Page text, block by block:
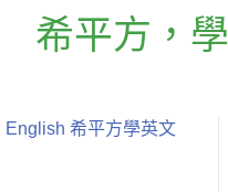
希平方 ，
English 希平方學英文